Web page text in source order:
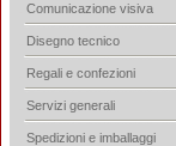
Comunicazione visiva
Disegno tecnico
Regali e confezioni
Servizi generali
Spedizioni e imballaggi